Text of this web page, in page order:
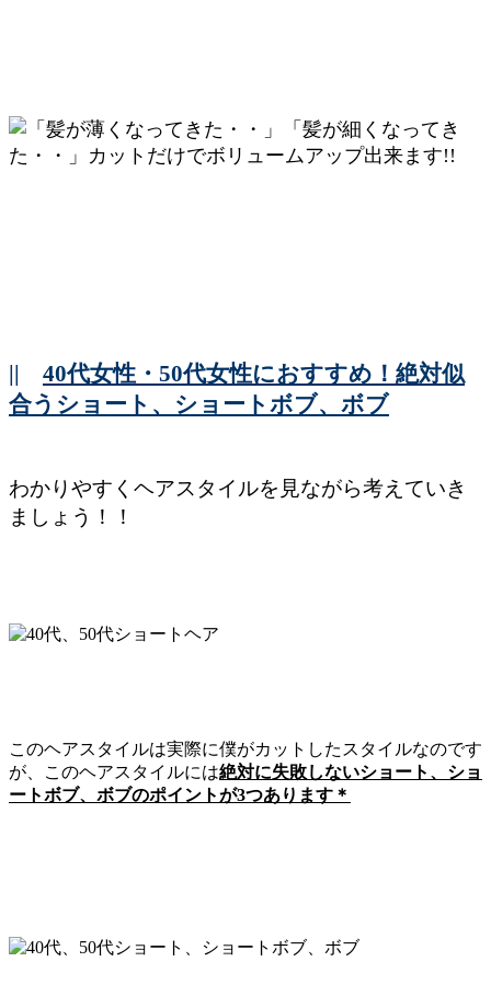
|| 40代女性・50代女性におすすめ！絶対似
合うショート、ショートボブ、ボブ
わかりやすくヘアスタイルを見ながら考えていき
ましょう！！
このヘアスタイルは実際に僕がカットしたスタイルなのです
が、このヘアスタイルには絶対に失敗しないショート、ショ
ートボブ、ボブのポイントが3つあります＊